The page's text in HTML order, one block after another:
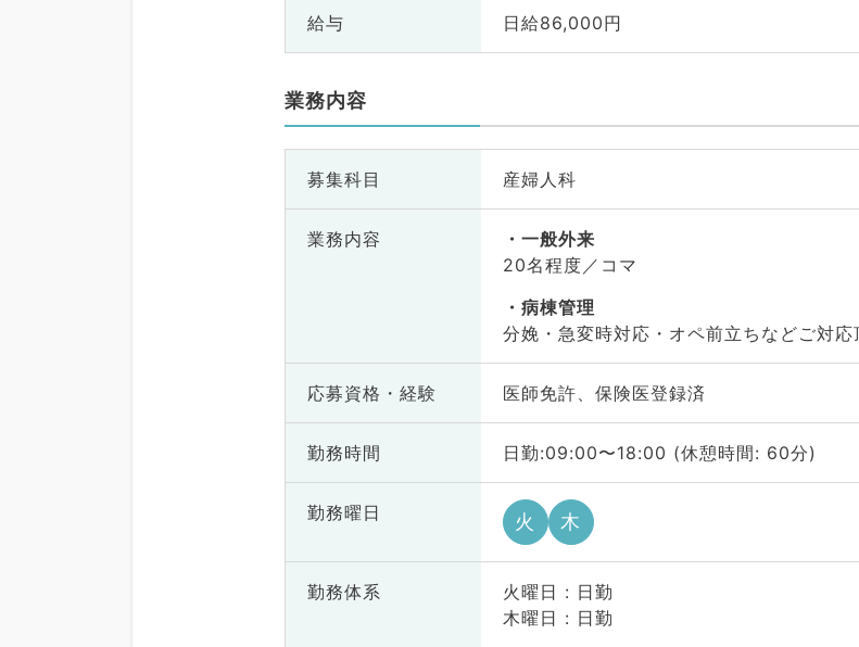
給与 日給86,000円
業務内容
募集科目 産婦人科
業務内容
一般外来
20名程度／コマ
病棟管理
分娩・急変時対応・オペ前立ちなどご対応
応募資格・ 経験 医師免許、保険医登録済
勤務時間 日勤:09:00〜18:00 (休憩時間: 60分)
勤務曜日 火 木
勤務体系
火曜日 : 日勤
木曜日 : 日勤